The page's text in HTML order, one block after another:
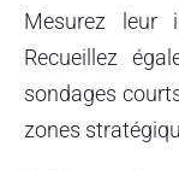
Mesurez leur
Recueillez
sondages
zones